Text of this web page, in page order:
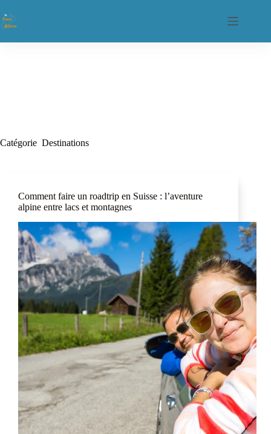
Catégorie Destinations
Comment faire un roadtrip en Suisse : l’aventure
alpine entre lacs et montagnes